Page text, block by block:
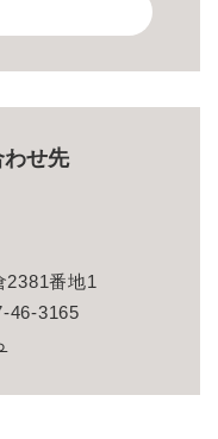
わせ先
2381番地1
46-3165